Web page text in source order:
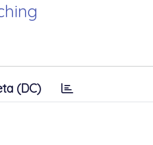
(DC)